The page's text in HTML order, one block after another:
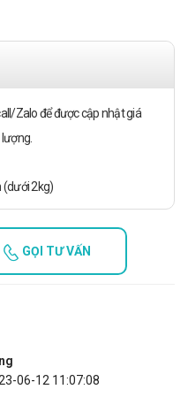
Zalo để được cập nhật giá
(dưới 2kg)
GỌI TƯ VẤN
06-12 11:07:08